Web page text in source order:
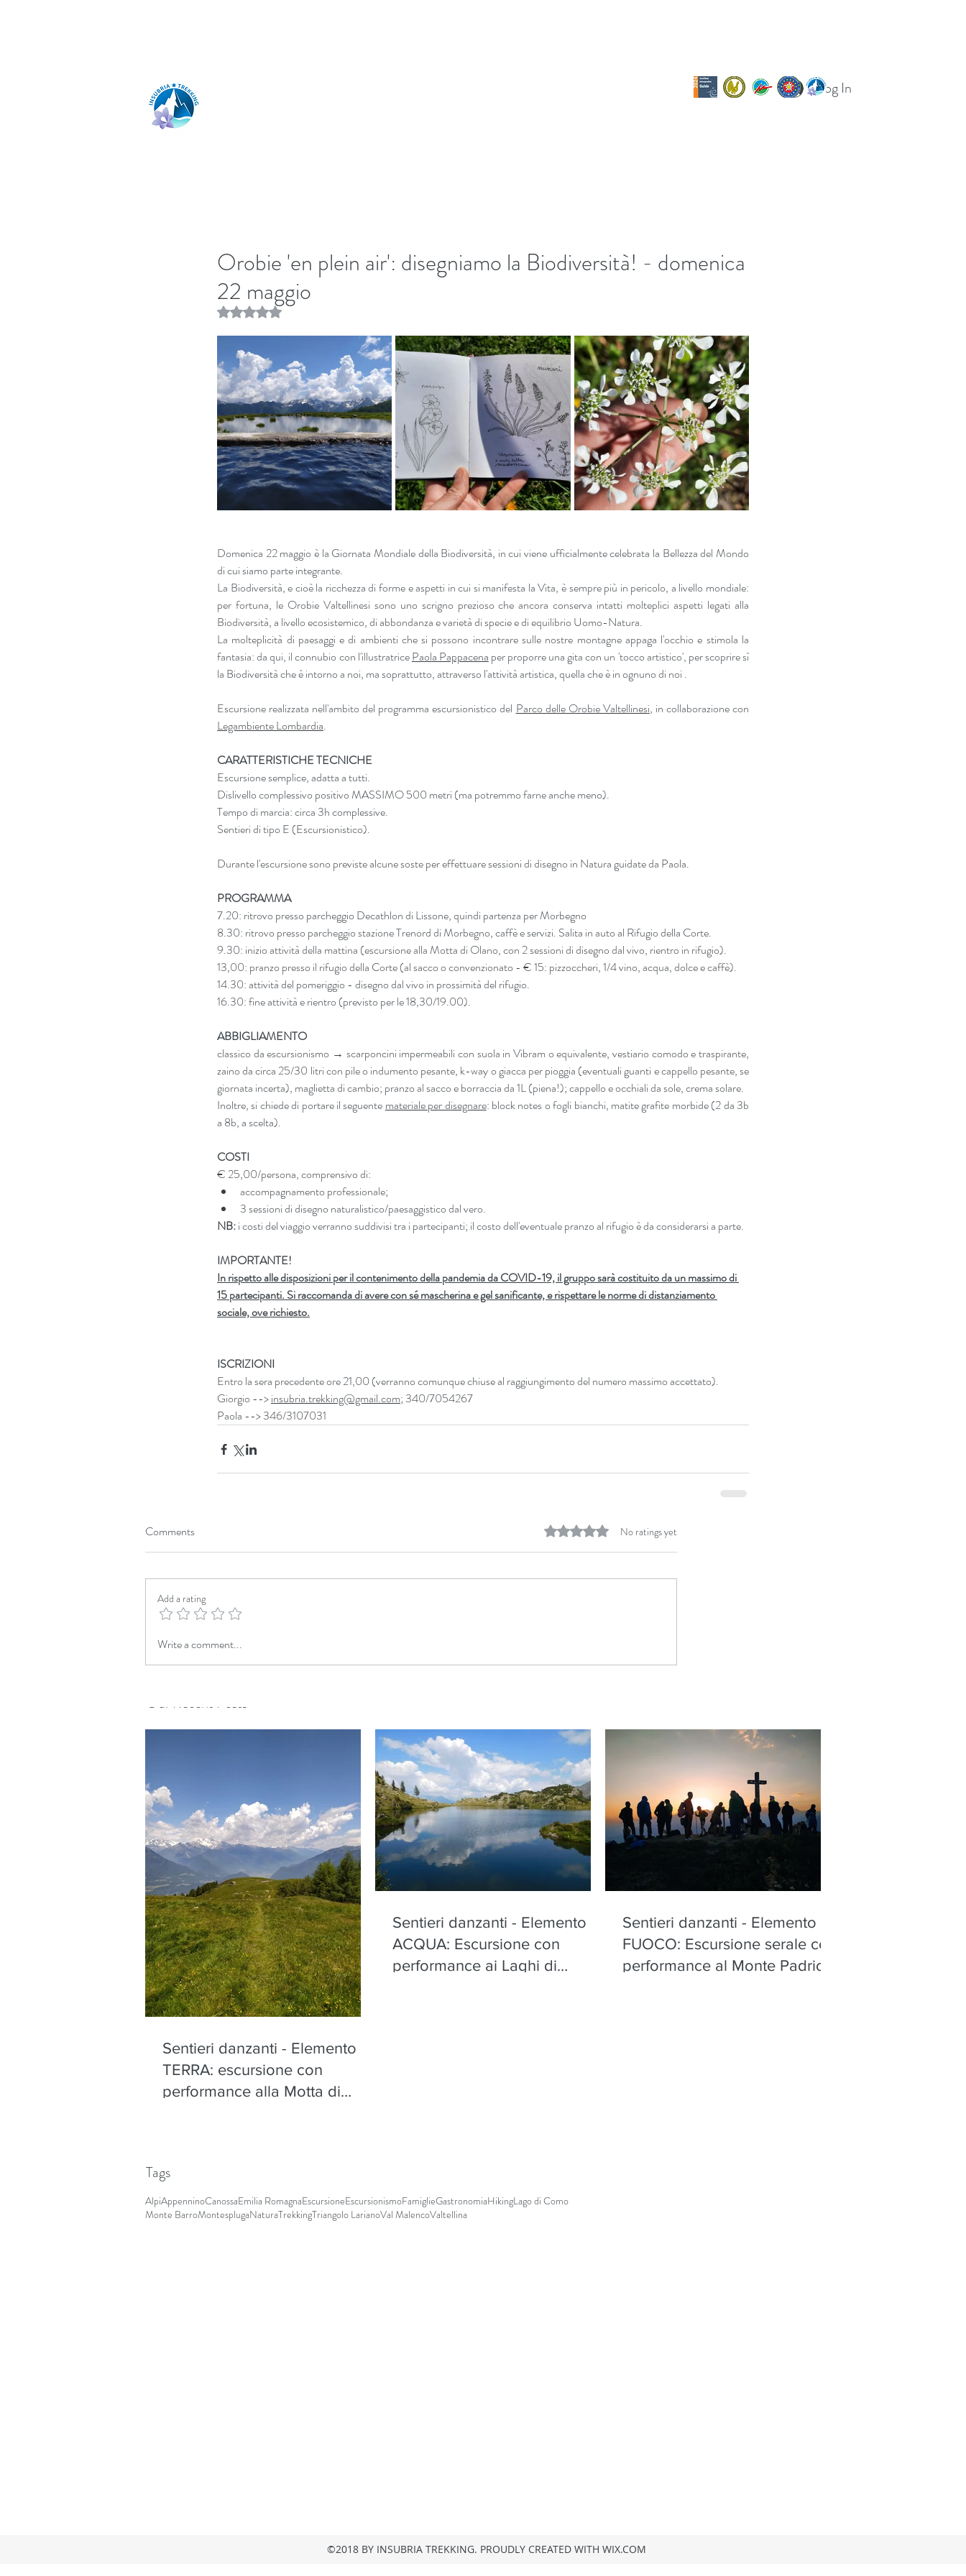
Log In
Our Recent Posts
Sentieri danzanti - Elemento
TERRA: escursione con
performance alla Motta di
Sentieri danzanti - Elemento
ACQUA: Escursione con
performance ai Laghi di
Sentieri danzanti - Elemento
FUOCO: Escursione serale con
performance al Monte Padrio,
Tags
AlpiAppenninoCanossaEmilia RomagnaEscursioneEscursionismoFamiglieGastronomiaHikingLago di Como
Monte BarroMontesplugaNaturaTrekkingTriangolo LarianoVal MalencoValtellina
Orobie 'en plein air': disegniamo la Biodiversità! - domenica
22 maggio
Rated NaN out of 5 stars.
Domenica 22 maggio è la Giornata Mondiale della Biodiversità, in cui viene ufficialmente celebrata la Bellezza del Mondo
di cui siamo parte integrante.
La Biodiversità, e cioè la ricchezza di forme e aspetti in cui si manifesta la Vita, è sempre più in pericolo, a livello mondiale:
per fortuna, le Orobie Valtellinesi sono uno scrigno prezioso che ancora conserva intatti molteplici aspetti legati alla
Biodiversità, a livello ecosistemico, di abbondanza e varietà di specie e di equilibrio Uomo-Natura.
La molteplicità di paesaggi e di ambienti che si possono incontrare sulle nostre montagne appaga l'occhio e stimola la
fantasia: da qui, il connubio con l'illustratrice Paola Pappacena per proporre una gita con un 'tocco artistico', per scoprire sì
la Biodiversità che è intorno a noi, ma soprattutto, attraverso l'attività artistica, quella che è in ognuno di noi .
Escursione realizzata nell'ambito del programma escursionistico del Parco delle Orobie Valtellinesi
Legambiente Lombardia.
CARATTERISTICHE TECNICHE
Escursione semplice, adatta a tutti.
Dislivello complessivo positivo MASSIMO 500 metri (ma potremmo farne anche meno).
Tempo di marcia: circa 3h complessive.
Sentieri di tipo E (Escursionistico).
Durante l'escursione sono previste alcune soste per effettuare sessioni di disegno in Natura guidate da Paola.
PROGRAMMA
7.20: ritrovo presso parcheggio Decathlon di Lissone, quindi partenza per Morbegno
8.30: ritrovo presso parcheggio stazione Trenord di Morbegno, caffè e servizi. Salita in auto al Rifugio della Corte.
9.30: inizio attività della mattina (escursione alla Motta di Olano, con 2 sessioni di disegno dal vivo, rientro in rifugio).
13,00: pranzo presso il rifugio della Corte (al sacco o convenzionato - € 15: pizzoccheri, 1/4 vino, acqua, dolce e caffè).
14.30: attività del pomeriggio - disegno dal vivo in prossimità del rifugio.
16.30: fine attività e rientro (previsto per le 18,30/19.00).
ABBIGLIAMENTO
classico da escursionismo → scarponcini impermeabili con suola in Vibram o equivalente, vestiario comodo e traspirante,
zaino da circa 25/30 litri con pile o indumento pesante, k-way o giacca per pioggia (eventuali guanti e cappello pesante, se
giornata incerta), maglietta di cambio; pranzo al sacco e borraccia da 1L (piena!); cappello e occhiali da sole, crema solare.
Inoltre, si chiede di portare il seguente materiale per disegnare: block notes o fogli bianchi, matite grafite morbide (2 da 3b
a 8b, a scelta).
COSTI
€ 25,00/persona, comprensivo di:
3 sessioni di disegno naturalistico/paesaggistico dal vero.
NB: i costi del viaggio verranno suddivisi tra i partecipanti; il costo dell'eventuale pranzo al rifugio è da considerarsi a parte.
IMPORTANTE!
In rispetto alle disposizioni per il contenimento della pandemia da COVID-19, il gruppo sarà costituito da un massimo di
15 partecipanti. Si raccomanda di avere con sé mascherina e gel sanificante, e rispettare le norme di distanziamento
sociale, ove richiesto.
ISCRIZIONI
Entro la sera precedente ore 21,00 (verranno comunque chiuse al raggiungimento del numero massimo accettato).
Giorgio --> insubria.trekking@gmail.com; 340/7054267
Paola --> 346/3107031
Comments Rated 0 out of 5 stars.No ratings yet
Add a rating
Write a comment...
©2018 BY INSUBRIA TREKKING. PROUDLY CREATED WITH WIX.COM